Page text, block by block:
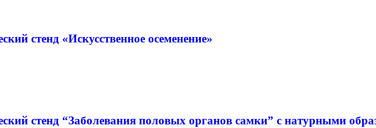
стенд «Искусственное осеменение»
стенд “Заболевания половых органов самки” с натурными